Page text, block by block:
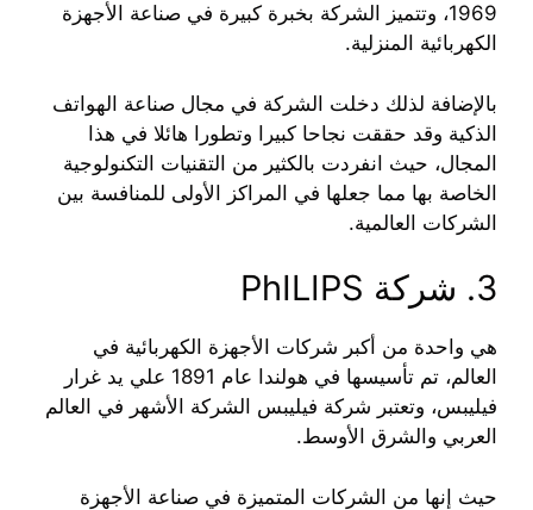
1969، وتتميز الشركة بخبرة كبيرة في صناعة الأجهزة
الكهربائية المنزلية.
بالإضافة لذلك دخلت الشركة في مجال صناعة الهواتف
الذكية وقد حققت نجاحا كبيرا وتطورا هائلا في هذا
المجال، حيث انفردت بالكثير من التقنيات التكنولوجية
الخاصة بها مما جعلها في المراكز الأولى للمنافسة بين
الشركات العالمية.
3. شركة PhILIPS
هي واحدة من أكبر شركات الأجهزة الكهربائية في
العالم، تم تأسيسها في هولندا عام 1891 علي يد غرار
فيليبس، وتعتبر شركة فيليبس الشركة الأشهر في العالم
العربي والشرق الأوسط.
حيث إنها من الشركات المتميزة في صناعة الأجهزة